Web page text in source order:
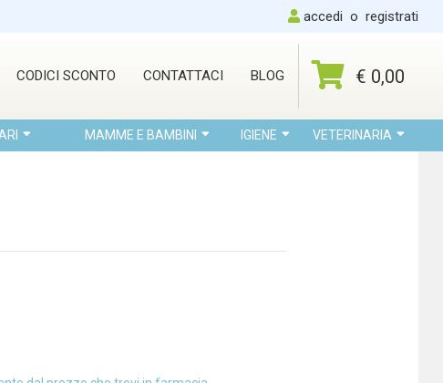
accedi o registrati
CODICI SCONTO CONTATTACI BLOG € 0,00
MAMME E BAMBINI IGIENE VETERINARIA